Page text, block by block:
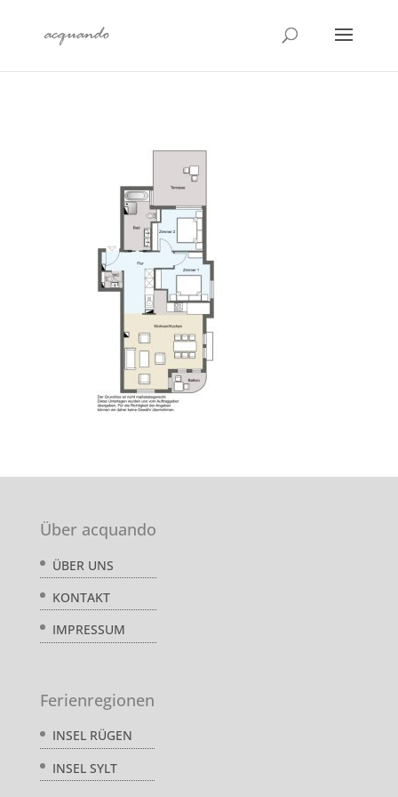
Über acquando
ÜBER UNS
KONTAKT
IMPRESSUM
Ferienregionen
INSEL RÜGEN
INSEL SYLT